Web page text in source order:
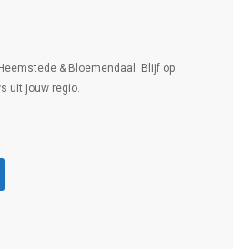
& Bloemendaal. Blijf op
uit jouw regio.